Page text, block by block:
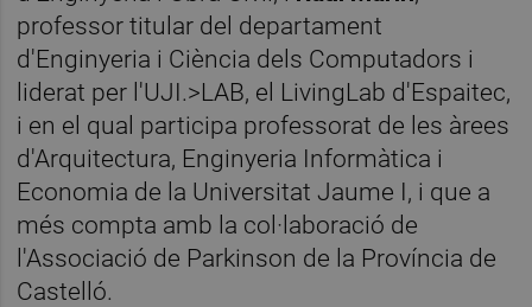
professor titular del departament
d'Enginyeria i Ciència dels Computadors i
liderat per l'UJI.>LAB, el LivingLab d'Espaitec,
i en el qual participa professorat de les àrees
d'Arquitectura, Enginyeria Informàtica i
Economia de la Universitat Jaume I, i que a
més compta amb la col·laboració de
l'Associació de Parkinson de la Província de
Castelló.